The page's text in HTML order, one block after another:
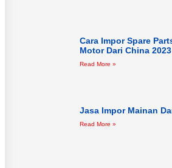
Cara Impor Spare
Motor Dari China 2023
Read More »
Jasa Impor Mainan
Read More »